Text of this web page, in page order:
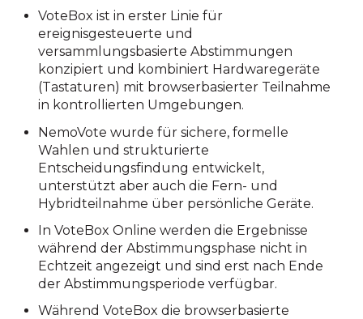
VoteBox ist in erster Linie für
ereignisgesteuerte und
versammlungsbasierte Abstimmungen
konzipiert und kombiniert Hardwaregeräte
(Tastaturen) mit browserbasierter Teilnahme
in kontrollierten Umgebungen.
NemoVote wurde für sichere, formelle
Wahlen und strukturierte
Entscheidungsfindung entwickelt,
unterstützt aber auch die Fern- und
Hybridteilnahme über persönliche Geräte.
In VoteBox Online werden die Ergebnisse
während der Abstimmungsphase nicht in
Echtzeit angezeigt und sind erst nach Ende
der Abstimmungsperiode verfügbar.
Während VoteBox die browserbasierte